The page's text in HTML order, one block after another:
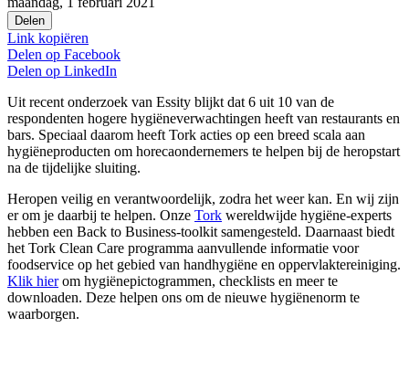
Delen
Link kopiëren
Delen op Facebook
Delen op LinkedIn
Uit recent onderzoek van Essity blijkt dat 6 uit 10 van de
respondenten hogere hygiëneverwachtingen heeft van restaurants en
bars. Speciaal daarom heeft Tork acties op een breed scala aan
hygiëneproducten om horecaondernemers te helpen bij de heropstart
na de tijdelijke sluiting.
Heropen veilig en verantwoordelijk, zodra het weer kan. En wij zijn
er om je daarbij te helpen. Onze Tork wereldwijde hygiëne-experts
hebben een Back to Business-toolkit samengesteld. Daarnaast biedt
het Tork Clean Care programma aanvullende informatie voor
foodservice op het gebied van handhygiëne en oppervlaktereiniging.
Klik hierom hygiënepictogrammen, checklists en meer te
downloaden. Deze helpen ons om de nieuwe hygiënenorm te
waarborgen.